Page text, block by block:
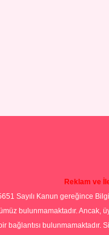
Reklam ve
Sayılı Kanun gereğince
bulunmamaktadır. Ancak,
bağlantısı bulunmamaktadır.